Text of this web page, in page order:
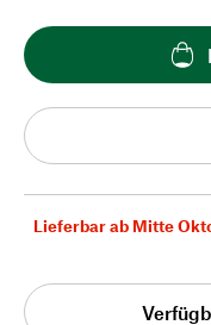
Lieferbar ab Mitte